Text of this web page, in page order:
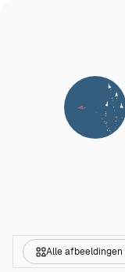
Alle afbeeldingen